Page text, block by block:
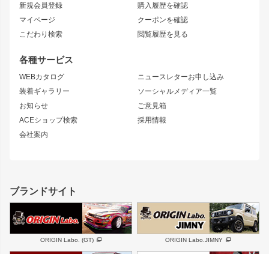
新規会員登録
マイページ
こだわり検索
購入履歴を確認
クーポンを確認
閲覧履歴を見る
各種サービス
WEBカタログ
装着ギャラリー
お知らせ
ACEショップ検索
会社案内
ニュースレターお申し込み
ソーシャルメディア一覧
ご意見箱
採用情報
ニッサン
S15 シルビア
S14 シルビア 後期
S13 シルビア
180SX
シルエイティ
ワンビア
ローレル
セフィーロ
キャラバン
スズキ
GS350
SC
スバル 三菱
デリカ D:5
リアウイング
ジムニーパーツ
ホイール
MUD-S7
MUD-SR7
まつど家 鉄漢
ボンネット
フェンダー
サイドパーツ
リアゲート
メンテナンスパーツ
ハイエースパーツ
ブランドサイト
ORIGIN Labo. (GT) ORIGIN Labo.JIMNY